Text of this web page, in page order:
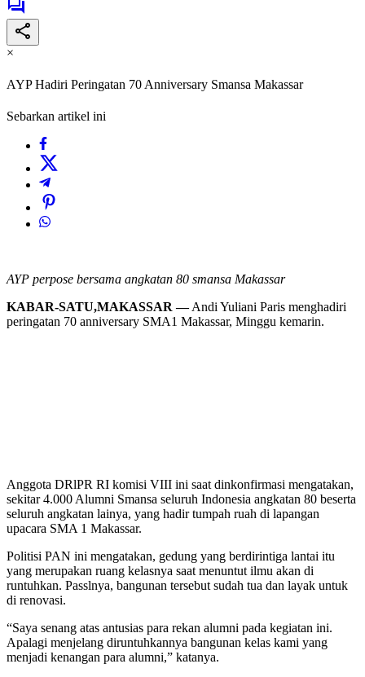
×
AYP Hadiri Peringatan 70 Anniversary Smansa Makassar
Sebarkan artikel ini
AYP perpose bersama angkatan 80 smansa Makassar
KABAR-SATU,MAKASSAR —Andi Yuliani Paris menghadiri
peringatan 70 anniversary SMA1 Makassar, Minggu kemarin.
Anggota DRlPR RI komisi VIII ini saat dinkonfirmasi mengatakan,
sekitar 4.000 Alumni Smansa seluruh Indonesia angkatan 80 beserta
seluruh angkatan lainya, yang hadir tumpah ruah di lapangan
upacara SMA 1 Makassar.
Politisi PAN ini mengatakan, gedung yang berdirintiga lantai itu
yang merupakan ruang kelasnya saat menuntut ilmu akan di
runtuhkan. Passlnya, bangunan tersebut sudah tua dan layak untuk
di renovasi.
“Saya senang atas antusias para rekan alumni pada kegiatan ini.
Apalagi menjelang diruntuhkannya bangunan kelas kami yang
menjadi kenangan para alumni,” katanya.